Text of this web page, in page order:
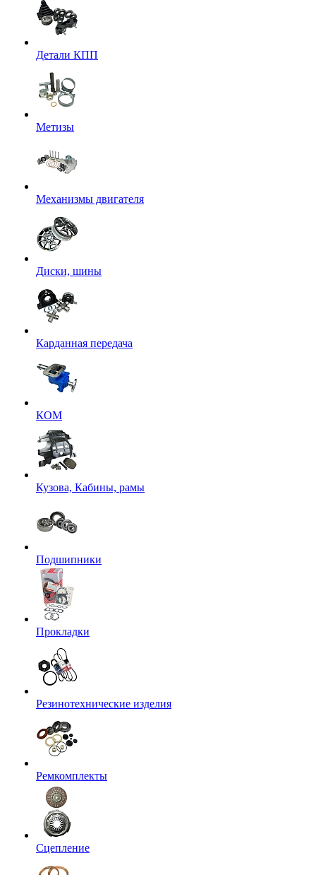
Детали КПП
Метизы
Механизмы двигателя
Диски, шины
Карданная передача
КОМ
Кузова, Кабины, рамы
Подшипники
Прокладки
Резинотехнические изделия
Ремкомплекты
Сцепление